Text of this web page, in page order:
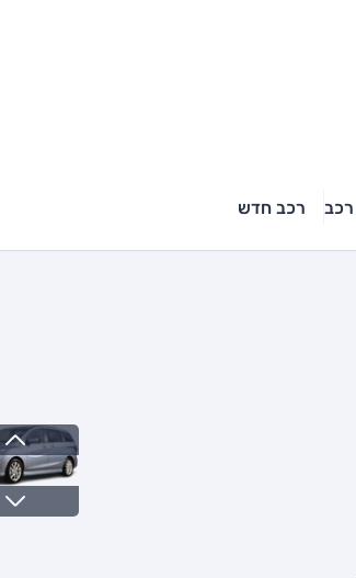
רכב רכב חדש